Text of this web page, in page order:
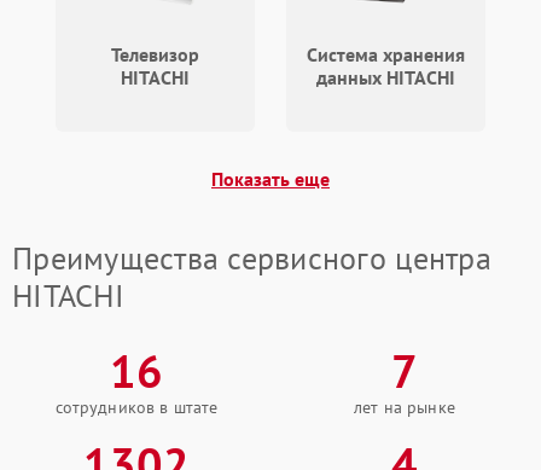
Телевизор
HITACHI
Система хранения
данных HITACHI
Показать еще
Преимущества сервисного центра
HITACHI
16
сотрудников в штате
7
лет на рынке